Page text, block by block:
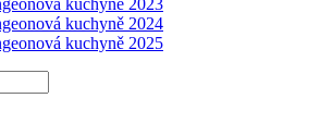
kuchyně 2024
kuchyně 2025